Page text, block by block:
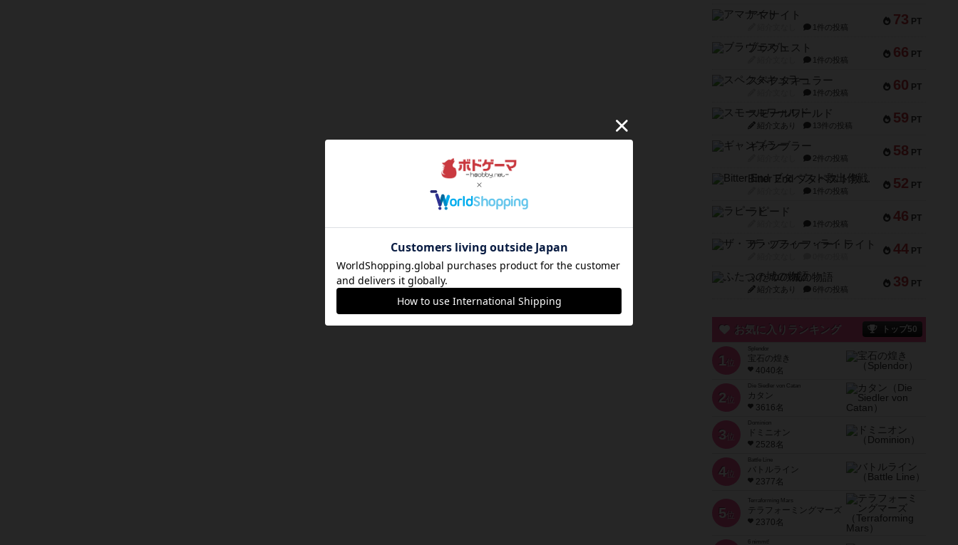
73 PT
アマナイト
1件の投稿
66 PT
ブラヴェスト
1件の投稿
60 PT
スペクタキュラー
1件の投稿
59 PT
スモールワールド
紹介文あり 13件の投稿
58 PT
ギャンブラー
2件の投稿
52 PT
Bitter End ブタペスト救出作戦
1件の投稿
46 PT
ラピード
1件の投稿
44 PT
ザ・フラッフィー・ライト
39 PT
ふたつの城の物語
紹介文あり 6件の投稿
お気に入りランキング トップ50
1 位
宝石の煌き
4040名
2 位
Die Siedler von Catan
カタン
3616名
3 位
ドミニオン
2528名
4位
Battle Line
バトルライン
2377名
5 位
Terraforming Mars
テラフォーミングマーズ
2370名